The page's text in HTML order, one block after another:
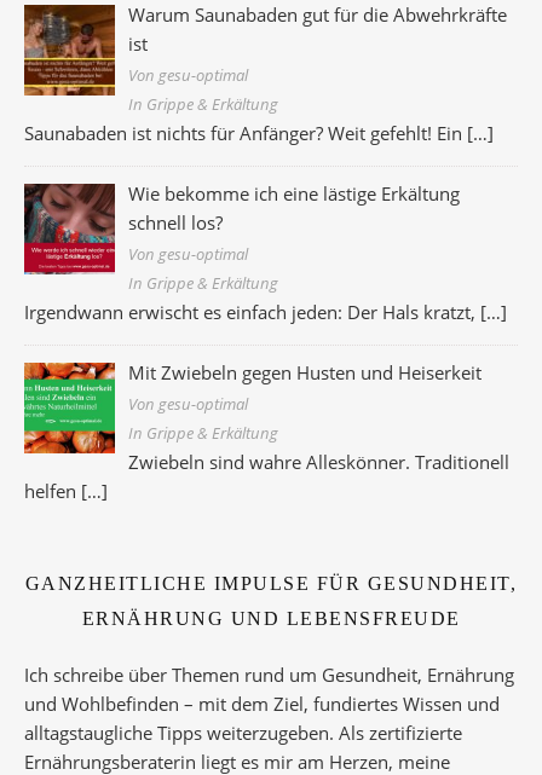
Warum Saunabaden gut für die Abwehrkräfte
ist
Von gesu-optimal
In Grippe & Erkältung
Saunabaden ist nichts für Anfänger? Weit gefehlt! Ein […]
Wie bekomme ich eine lästige Erkältung
schnell los?
Von gesu-optimal
In Grippe & Erkältung
Irgendwann erwischt es einfach jeden: Der Hals kratzt, […]
Mit Zwiebeln gegen Husten und Heiserkeit
Von gesu-optimal
In Grippe & Erkältung
Zwiebeln sind wahre Alleskönner. Traditionell
helfen […]
GANZHEITLICHE IMPULSE FÜR GESUNDHEIT,
ERNÄHRUNG UND LEBENSFREUDE
Ich schreibe über Themen rund um Gesundheit, Ernährung
und Wohlbefinden – mit dem Ziel, fundiertes Wissen und
alltagstaugliche Tipps weiterzugeben. Als zertifizierte
Ernährungsberaterin liegt es mir am Herzen, meine